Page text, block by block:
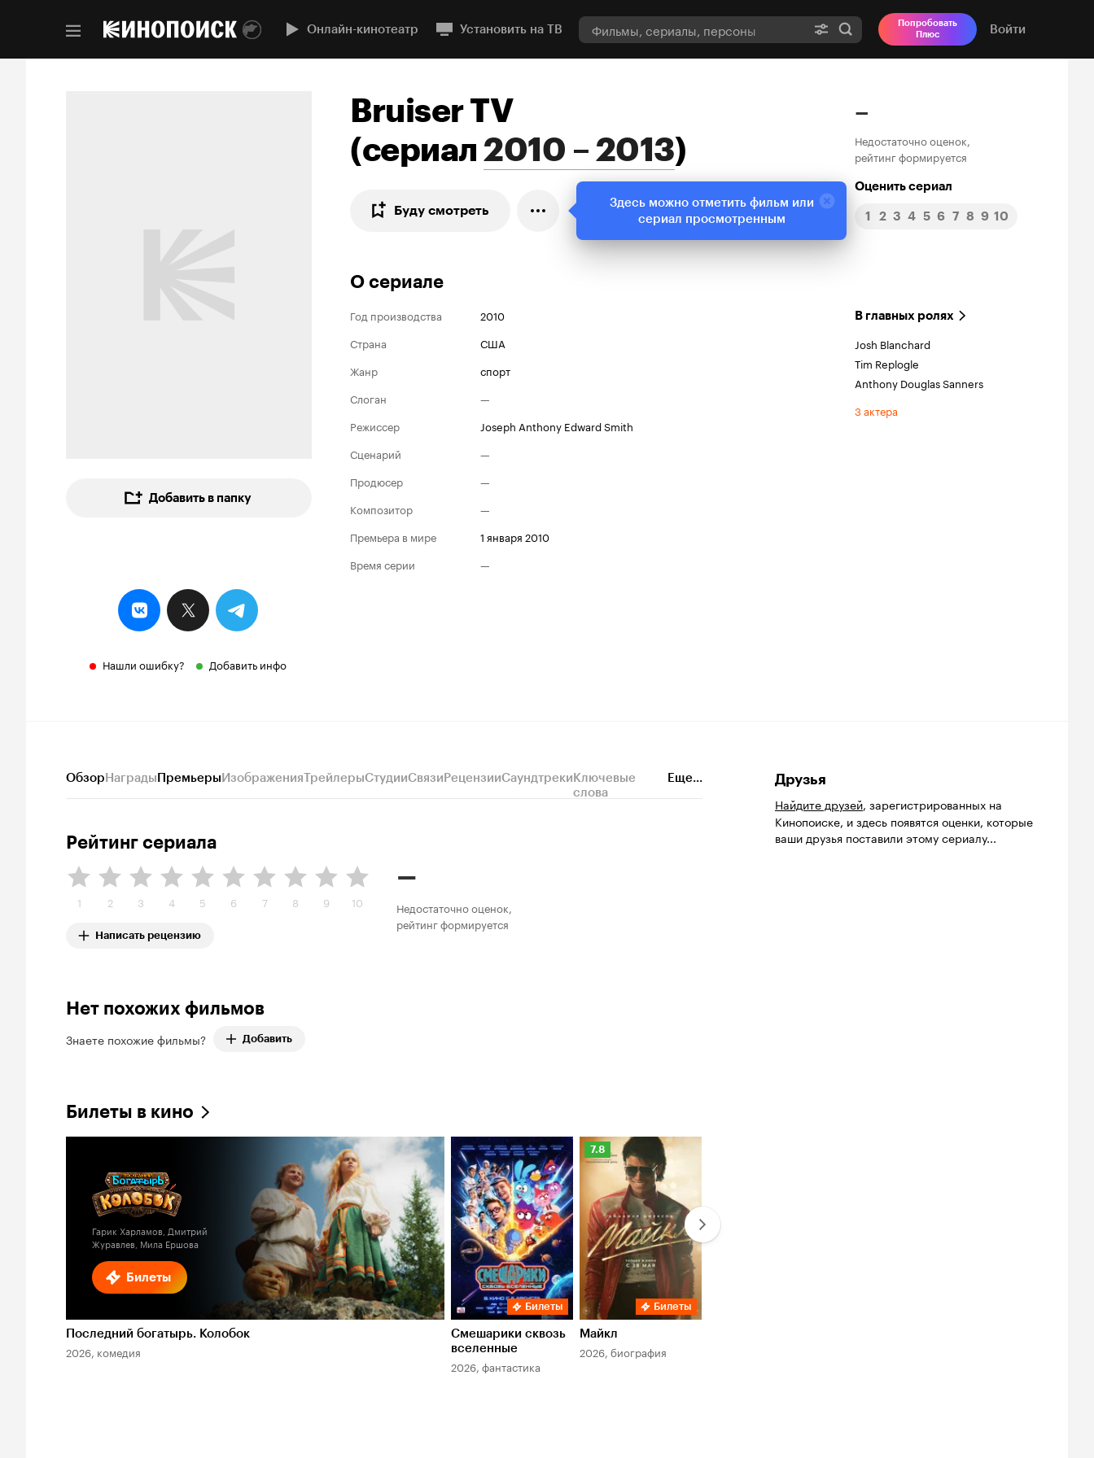
Онлайн-кинотеатр Установить на ТВ
Попробовать
Плюс
Войти
Добавить в папку
Нашли ошибку? Добавить инфо
Bruiser TV
(сериал2010 – 2013)
Буду смотреть
–
Недостаточно оценок,
рейтинг формируется
Оценить сериал
1 2 3 4 5 6 7 8 9 10
О сериале
Год производства
2010
Страна
США
Жанр
спорт
Слоган
—
Режиссер
Joseph Anthony Edward Smith
Сценарий
—
Продюсер
—
Композитор
—
Премьера в мире
1 января 2010
Время серии
—
В главных ролях
Josh Blanchard
Tim Replogle
Anthony Douglas Sanners
3 актера
ОбзорНаградыПремьерыИзображенияТрейлерыСтудииСвязиРецензииСаундтрекиКлючевые
слова
Еще...
Рейтинг сериала
1 2 3 4 5 6 7 8 9 10
Написать рецензию
–
Недостаточно оценок,
рейтинг формируется
Нет похожих фильмов
Знаете похожие фильмы? Добавить
Билеты в кино
Билеты
Гарик Харламов, Дмитрий
Журавлев, Мила Ершова
Последний богатырь. Колобок
2026, комедия
Билеты
Смешарики сквозь
вселенные
2026, фантастика
Рейтинг
Кинопоиска
7.8
Билеты
Майкл
2026, биография
Друзья
Найдите друзей, зарегистрированных на
Кинопоиске, и здесь появятся оценки, которые
ваши друзья поставили этому сериалу...
Здесь можно отметить фильм или
сериал просмотренным